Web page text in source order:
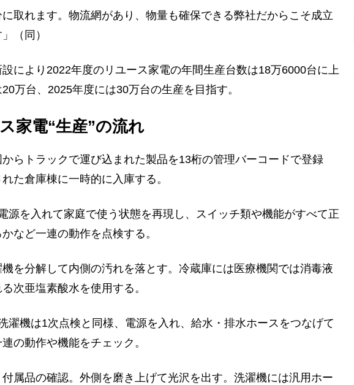
に取れます。物流網があり、物量も確保できる弊社だからこそ成立
（同）
により2022年度のリユース家電の年間生産台数は18万6000台に上
万台、2025年度には30万台の生産を目指す。
家電“生産”の流れ
からトラックで運び込まれた製品を13桁の管理バーコードで登録
た倉庫棟に一時的に入庫する。
源を入れて家庭で使う状態を再現し、スイッチ類や機能がすべて正
など一連の動作を点検する。
機を分解して内側の汚れを落とす。冷蔵庫には医療機関では消毒液
次亜塩素酸水を使用する。
濯機は1次点検と同様、電源を入れ、給水・排水ホースをつなげて
の動作や機能をチェック。
付属品の確認。外側を磨き上げて光沢を出す。洗濯機には汎用ホー